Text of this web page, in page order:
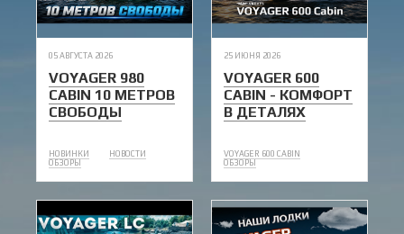
05 АВГУСТА 2026
VOYAGER 980
CABIN 10 МЕТРОВ
СВОБОДЫ
НОВИНКИ
НОВОСТИ
ОБЗОРЫ
25 ИЮНЯ 2026
VOYAGER 600
CABIN - КОМФОРТ
В ДЕТАЛЯХ
VOYAGER 600 CABIN
ОБЗОРЫ